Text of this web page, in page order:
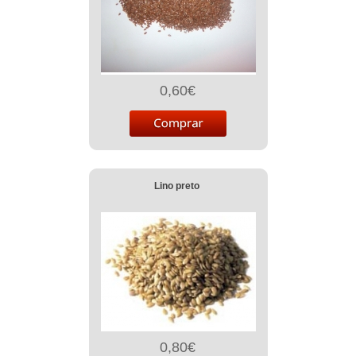
0,60€
Lino preto
0,80€